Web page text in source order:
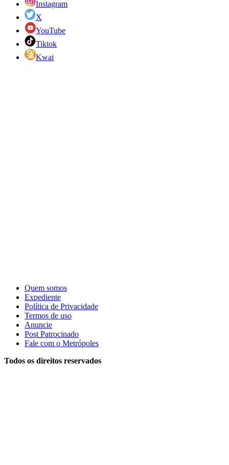
Instagram
X
YouTube
Tiktok
Kwai
Quem somos
Expediente
Política de Privacidade
Termos de uso
Anuncie
Post Patrocinado
Fale com o Metrópoles
Todos os direitos reservados